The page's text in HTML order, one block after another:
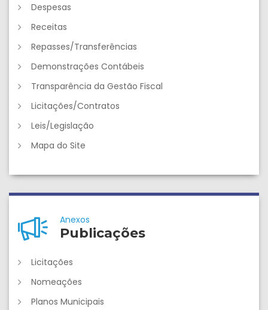
Despesas
Receitas
Repasses/Transferências
Demonstrações Contábeis
Transparência da Gestão Fiscal
Licitações/Contratos
Leis/Legislação
Mapa do Site
Anexos
Publicações
Licitações
Nomeações
Planos Municipais